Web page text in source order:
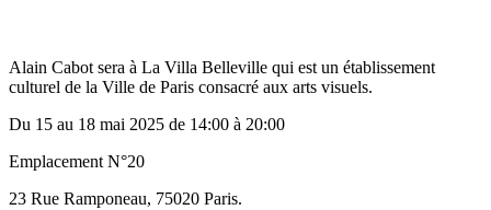
Alain Cabot sera à La Villa Belleville qui est un établissement
culturel de la Ville de Paris consacré aux arts visuels.
Du 15 au 18 mai 2025 de 14:00 à 20:00
Emplacement N°20
23 Rue Ramponeau, 75020 Paris.